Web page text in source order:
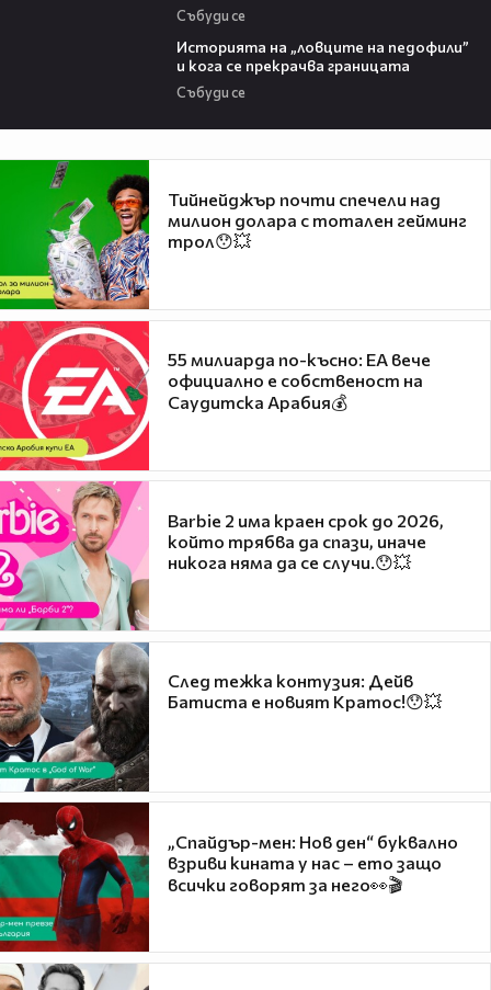
Събуди се
Историята на „ловците на педофили”
и кога се прекрачва границата
Събуди се
Тийнейджър почти спечели над
милион долара с тотален гейминг
трол😯💥
55 милиарда по-късно: EA вече
официално е собственост на
Саудитска Арабия💰
Barbie 2 има краен срок до 2026,
който трябва да спази, иначе
никога няма да се случи.😯💥
След тежка контузия: Дейв
Батиста е новият Кратос!😯💥
„Спайдър-мен: Нов ден“ буквално
взриви кината у нас – ето защо
всички говорят за него👀🎬